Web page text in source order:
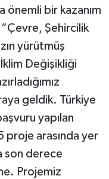
önemli bir kazanım
Şehircilik
yürütmüş
Değişikliği
geldik. Türkiye
yapılan
proje arasında yer
son derece
Projemiz